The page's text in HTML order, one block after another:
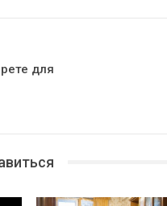
для